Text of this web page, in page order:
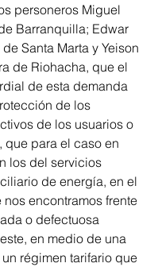
personeros Miguel
Barranquilla; Edwar
Santa Marta y Yeison
de Riohacha, que el
de esta demanda
de los
de los usuarios o
que para el caso en
los del servicios
de energía, en el
encontramos frente
o defectuosa
en medio de una
régimen tarifario que